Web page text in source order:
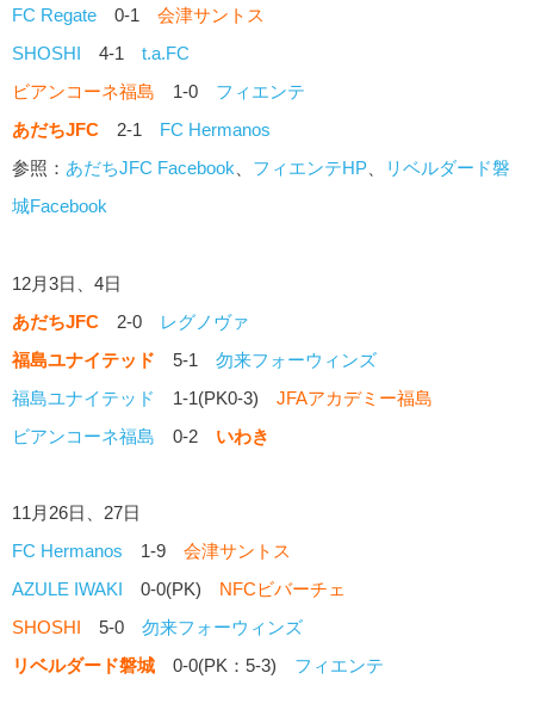
FC Regate 0-1 会津サントス
SHOSHI 4-1 t.a.FC
ビアンコーネ福島 1-0 フィエンテ
あだちJFC 2-1 FC Hermanos
参照： あだちJFC Facebook、 フィエンテHP、
リベルダード磐
城Facebook
12月3日、4日
あだちJFC 2-0
レグノヴァ
福島ユナイテッド 5-1 勿来フォーウィンズ
福島ユナイテッド
1-1(PK0-3) JFAアカデミー福島
ビアンコーネ福島 0-2 いわき
11月26日、27日
FC Hermanos 1-9 会津サントス
AZULE IWAKI 0-0(PK) NFCビバーチェ
SHOSHI 5-0 勿来フォーウィンズ
リベルダード磐城 0-0(PK：5-3) フィエンテ